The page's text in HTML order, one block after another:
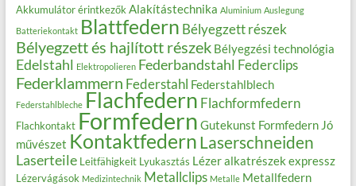
Akkumulátor érintkezők Alakítástechnika Aluminium Auslegung
Batteriekontakt Blattfedern Bélyegzett részek
Bélyegzett és hajlított részek Bélyegzési technológia
Edelstahl Elektropolieren Federbandstahl Federclips
Federklammern Federstahl Federstahlblech
Federstahlbleche Flachfedern Flachformfedern
Flachkontakt Formfedern Gutekunst Formfedern Jó
művészet KontaktfedernLaserschneiden
Laserteile Leitfähigkeit Lyukasztás Lézer alkatrészek expressz
Lézervágások Medizintechnik Metallclips Metalle Metallfedern